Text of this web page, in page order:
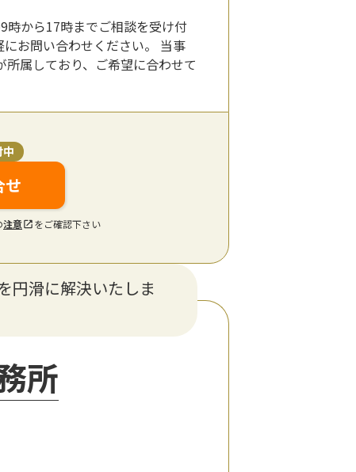
時から17時までご相談を受け付
お問い合わせください。 当事
属しており、ご希望に合わせて
せ
注意 をご確認下さい
円滑に解決いたしま
所